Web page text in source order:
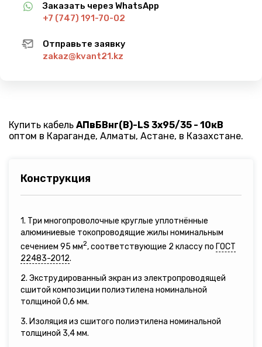
Заказать через WhatsApp
+7 (747) 191-70-02
Отправьте заявку
zakaz@kvant21.kz
Купить кабель АПвБВнг(B)-LS 3х95/35 - 10кВ
оптом в Караганде, Алматы, Астане, в Казахстане.
Конструкция
1. Три многопроволочные круглые уплотнённые
алюминиевые токопроводящие жилы номинальным
сечением 95 мм2, соответствующие 2 классу по ГОСТ
22483-2012.
2. Экструдированный экран из электропроводящей
сшитой композиции полиэтилена номинальной
толщиной 0,6 мм.
3. Изоляция из сшитого полиэтилена номинальной
толщиной 3,4 мм.